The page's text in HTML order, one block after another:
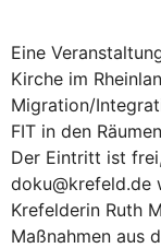
Eine
Kirche im
Migration/
FIT in den
Der Eintritt ist
doku@krefeld.de
Krefelderin Ruth
Maßnahmen aus